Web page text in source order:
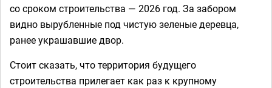
со сроком строительства — 2026 год. За забором
видно вырубленные под чистую зеленые деревца,
ранее украшавшие двор.
Стоит сказать, что территория будущего
строительства прилегает как раз к крупному